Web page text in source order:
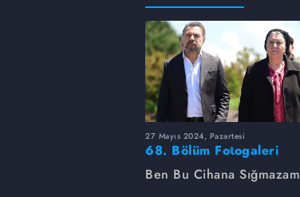
27 Mayıs 2024, Pazartesi
68. Bölüm Fotogaleri
Ben Bu Cihana Sığmazam